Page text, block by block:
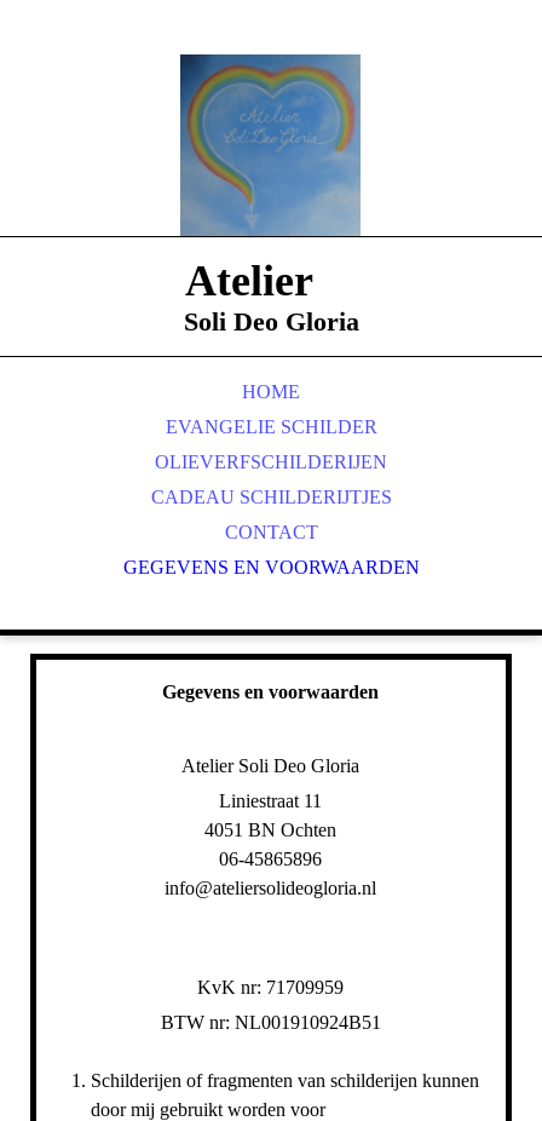
Atelier
Soli Deo Gloria
HOME
EVANGELIE SCHILDER
OLIEVERFSCHILDERIJEN
CADEAU SCHILDERIJTJES
CONTACT
GEGEVENS EN VOORWAARDEN
Gegevens en voorwaarden
Atelier Soli Deo Gloria
Liniestraat 11
4051 BN Ochten
06-45865896
info@ateliersolideogloria.nl
KvK nr: 71709959
BTW nr: NL001910924B51
Schilderijen of fragmenten van schilderijen kunnen
door mij gebruikt worden voor